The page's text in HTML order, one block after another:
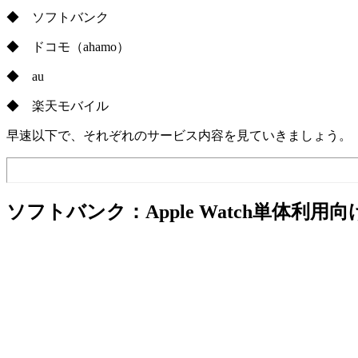
◆ ソフトバンク
◆ ドコモ（ahamo）
◆ au
◆ 楽天モバイル
早速以下で、それぞれのサービス内容を見ていきましょう。
ソフトバンク：Apple Watch単体利用向